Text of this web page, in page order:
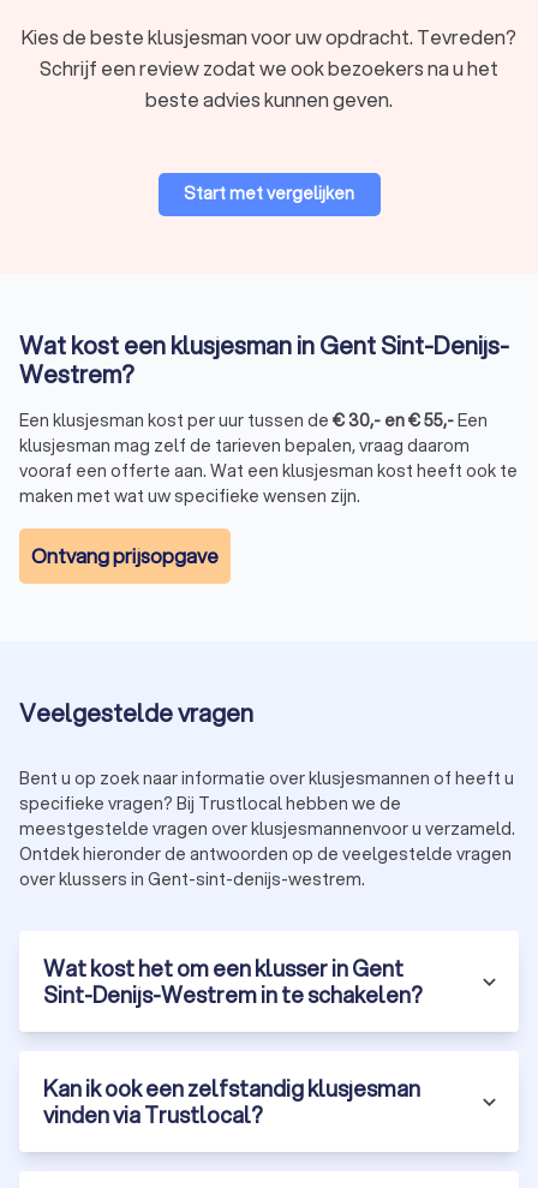
oplossingen, ook bij speciale of moeilijkere klussen. Ze zijn
snel bereikbaar, schakelen vlot bij en werken zonder
tussenpersonen.
Een zelfstandige klusser heeft vaak meer inspraak dan
geholpen wil worden, is dit een uitstekende keuze.
Een betrouwbare klusjesman zoeken in Gent Sint-Denijs-
Westrem kost soms wat tijd. Zeker als u zowel kwaliteit als
een betaalbare prijs zoekt. Dankzij Trustlocal vergelijkt u
eenvoudig meerdere klussers in Gent Sint-Denijs-Westrem
en kiest u degene die het beste bij u past.
Voordelen van Trustlocal:
Echte klantreviews: meer dan 2,630 eerlijke
beoordelingen over kwaliteit en service
klussers in Gent Sint-Denijs-Westrem
Duidelijke prijsafspraken: een transparante offerte
Klussers gezocht in Gent Sint-Denijs-Westrem? Of u nu één
klusje wilt laten uitvoeren of op zoek bent naar een vakman
vrijblijvend offertes aan, vergelijk en laat uw klus uitvoeren aan
een eerlijke prijs.
Kies de beste klusjesman voor uw opdracht. Tevreden?
Schrijf een review zodat we ook bezoekers na u het
beste advies kunnen geven.
Start met vergelijken
Wat kost een klusjesman in Gent Sint-Denijs-
Westrem?
Een klusjesman kost per uur tussen de €30,- en€55,-Een
klusjesman mag zelf de tarieven bepalen, vraag daarom
vooraf een offerte aan. Wat een klusjesman kost heeft ook te
maken met wat uw specifieke wensen zijn.
Ontvang prijsopgave
Veelgestelde vragen
Bent u op zoek naar informatie over klusjesmannen of heeft u
specifieke vragen? Bij Trustlocal hebben we de
meestgestelde vragen over klusjesmannenvoor u verzameld.
Ontdek hieronder de antwoorden op de veelgestelde vragen
over klussers in Gent-sint-denijs-westrem.
Wat kost het om een klusser in Gent
Sint-Denijs-Westrem in te schakelen?
Kan ik ook een zelfstandig klusjesman
vinden via Trustlocal?